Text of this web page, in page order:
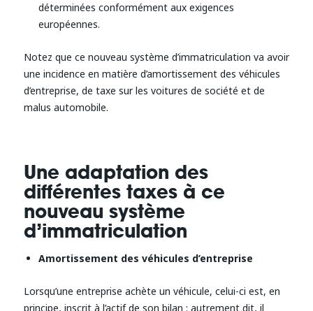
déterminées conformément aux exigences
européennes.
Notez que ce nouveau système d’immatriculation va avoir
une incidence en matière d’amortissement des véhicules
d’entreprise, de taxe sur les voitures de société et de
malus automobile.
Une adaptation des
différentes taxes à ce
nouveau système
d’immatriculation
Amortissement des véhicules d’entreprise
Lorsqu’une entreprise achète un véhicule, celui-ci est, en
principe, inscrit à l’actif de son bilan : autrement dit, il